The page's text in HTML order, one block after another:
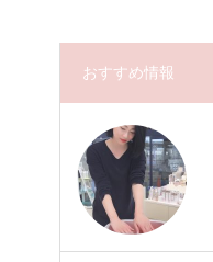
おすすめ情報